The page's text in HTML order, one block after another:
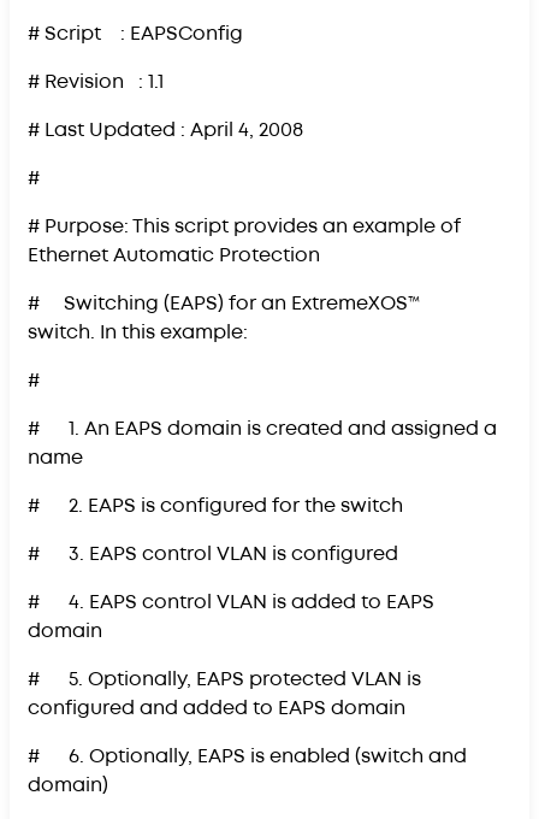
# Script : EAPSConfig
# Revision : 1.1
# Last Updated : April 4, 2008
#
# Purpose: This script provides an example of
Ethernet Automatic Protection
# Switching (EAPS) for an ExtremeXOS™
switch. In this example:
#
# 1. An EAPS domain is created and assigned a
name
# 2. EAPS is configured for the switch
# 3. EAPS control VLAN is configured
# 4. EAPS control VLAN is added to EAPS
domain
# 5. Optionally, EAPS protected VLAN is
configured and added to EAPS domain
# 6. Optionally, EAPS is enabled (switch and
domain)